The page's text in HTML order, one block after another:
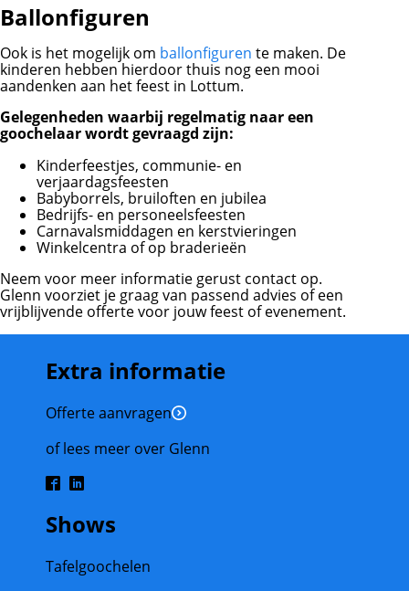
Ballonfiguren
Ook is het mogelijk om ballonfiguren te maken. De
kinderen hebben hierdoor thuis nog een mooi
aandenken aan het feest in Lottum.
Gelegenheden waarbij regelmatig naar een
goochelaar wordt gevraagd zijn:
Kinderfeestjes, communie- en
verjaardagsfeesten
Babyborrels, bruiloften en jubilea
Bedrijfs- en personeelsfeesten
Carnavalsmiddagen en kerstvieringen
Winkelcentra of op braderieën
Neem voor meer informatie gerust contact op.
Glenn voorziet je graag van passend advies of een
vrijblijvende offerte voor jouw feest of evenement.
Shows
Tafelgoochelen
Extra informatie
Offerte aanvragen
of lees meer over Glenn